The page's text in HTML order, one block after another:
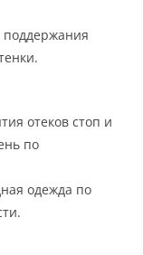
отеков стоп и
по
одежда по